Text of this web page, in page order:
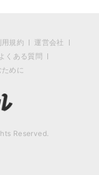
用規約
運営会社
よくある質問
めに
Reserved.